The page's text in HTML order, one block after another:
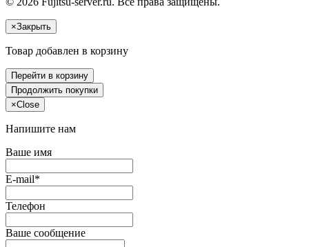
×Закрыть
Товар добавлен в корзину
Перейти в корзину
Продолжить покупки
×Close
Напишите нам
Ваше имя
E-mail*
Телефон
Ваше сообщение